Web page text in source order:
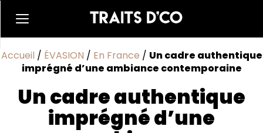
Accueil / ÉVASION / En France / Un cadre authentique
imprégné d’une ambiance contemporaine
Un cadre authentique
imprégné d’une